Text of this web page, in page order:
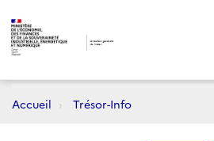
Accueil Trésor-Info